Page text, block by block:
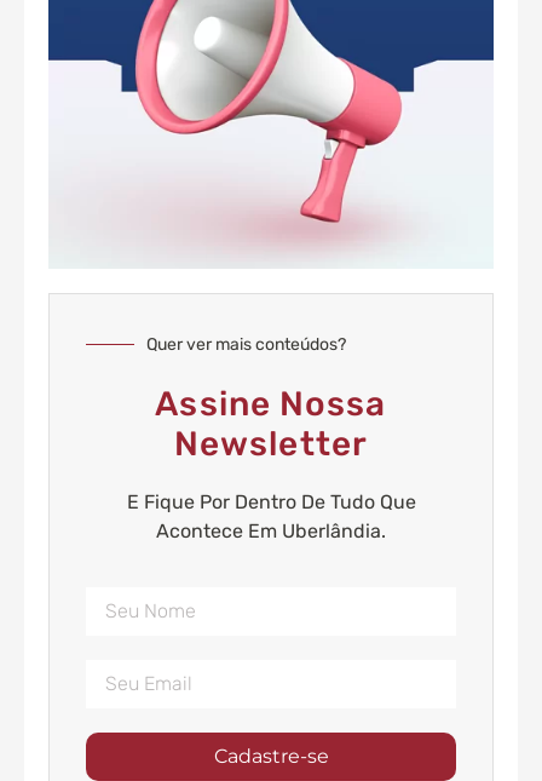
Quer ver mais conteúdos?
Assine Nossa
Newsletter
E Fique Por Dentro De Tudo Que
Acontece Em Uberlândia.
Cadastre-se